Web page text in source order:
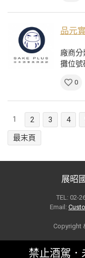
品元
廠商分
攤位號
0
1 2 3 4
最末頁
展昭
TEL: 02-
Email:
Copyright
禁止酒駕．